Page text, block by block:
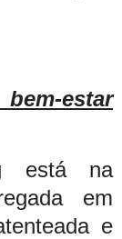
estar
está na
em
e